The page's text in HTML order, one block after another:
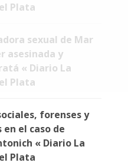
Plata
sexual de Mar
asesinada y
« Diario La
Plata
forenses y
el caso de
« Diario La
Plata